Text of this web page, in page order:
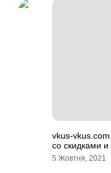
vkus-
со скидками
5 Жовтня, 2021